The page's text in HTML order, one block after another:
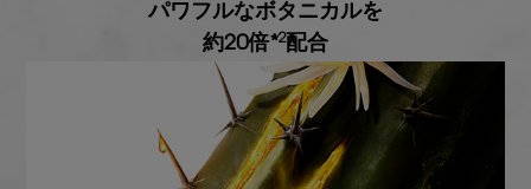
パワフルなボタニカルを
約20倍*2配合